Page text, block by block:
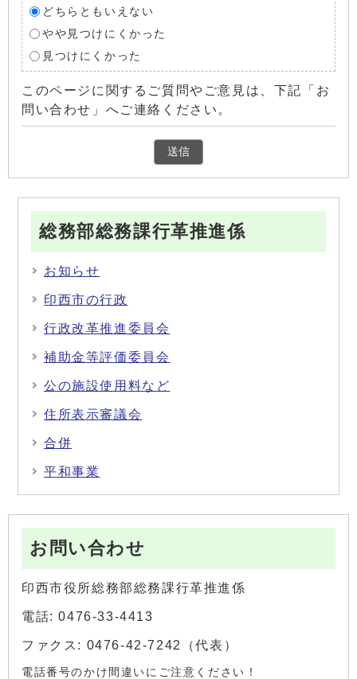
どちらともいえない
やや見つけにくかった
見つけにくかった
このページに関するご質問やご意見は、下記「お
問い合わせ」へご連絡ください。
総務部総務課行革推進係
お知らせ
印西市の行政
行政改革推進委員会
補助金等評価委員会
公の施設使用料など
住所表示審議会
合併
平和事業
お問い合わせ
印西市役所総務部総務課行革推進係
電話: 0476-33-4413
ファクス: 0476-42-7242（代表）
電話番号のかけ間違いにご注意ください！